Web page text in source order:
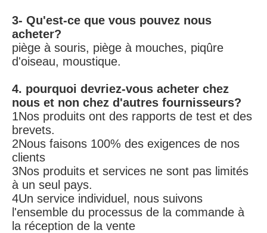
3- Qu'est-ce que vous pouvez nous
acheter?
piège à souris, piège à mouches, piqûre
d'oiseau, moustique.
4. pourquoi devriez-vous acheter chez
nous et non chez d'autres fournisseurs?
1Nos produits ont des rapports de test et des
brevets.
2Nous faisons 100% des exigences de nos
clients
3Nos produits et services ne sont pas limités
à un seul pays.
4Un service individuel, nous suivons
l'ensemble du processus de la commande à
la réception de la vente